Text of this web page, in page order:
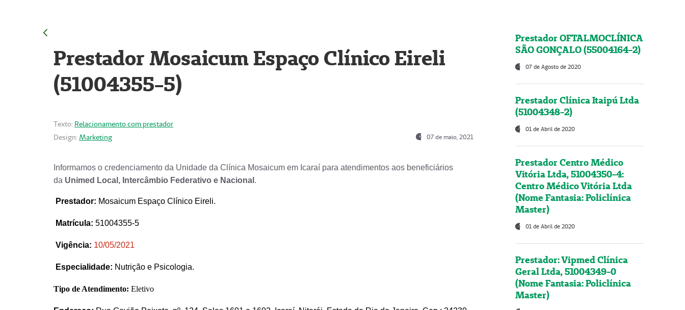
Prestador Mosaicum Espaço Clínico Eireli
(51004355-5)
Texto: Relacionamento com prestador
Design: Marketing 07 de maio, 2021
Informamos o credenciamento da Unidade da Clínica Mosaicum em Icaraí para atendimentos aos beneficiários
da Unimed Local, Intercâmbio Federativo e Nacional .
Prestador: Mosaicum Espaço Clínico Eireli.
Matrícula: 51004355-5
Vigência: 10/05/2021
Especialidade: Nutrição e Psicologia.
Tipo de Atendimento: Eletivo
Prestador OFTALMOCLÍNICA
SÃO GONÇALO (55004164-2)
07 de Agosto de 2020
Prestador Clínica Itaipú Ltda
(51004348-2)
01 de Abril de 2020
Prestador Centro Médico
Vitória Ltda, 51004350-4:
Centro Médico Vitória Ltda
(Nome Fantasia: Policlínica
Master)
01 de Abril de 2020
Prestador: Vipmed Clínica
Geral Ltda, 51004349-0
(Nome Fantasia: Policlínica
Master)